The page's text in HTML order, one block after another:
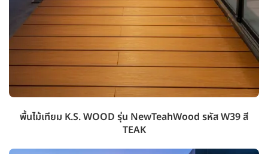
พื้นไม้เทียม K.S. WOOD รุ่น NewTeahWood รหัส W39 สี
TEAK